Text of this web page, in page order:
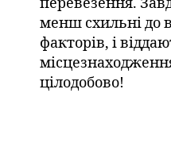
менш схильні до
факторів, і
цілодобово!